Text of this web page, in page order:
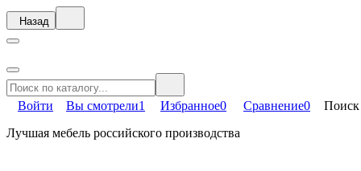
Назад
Войти Вы смотрели1 Избранное0 Сравнение0 Поиск
Лучшая мебель российского производства